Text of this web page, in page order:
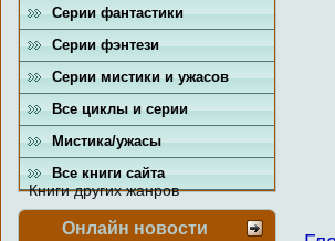
Серии фантастики
Серии фэнтези
Серии мистики и ужасов
Все циклы и серии
Мистика/ужасы
Все книги сайта
Книги других жанров
Онлайн новости